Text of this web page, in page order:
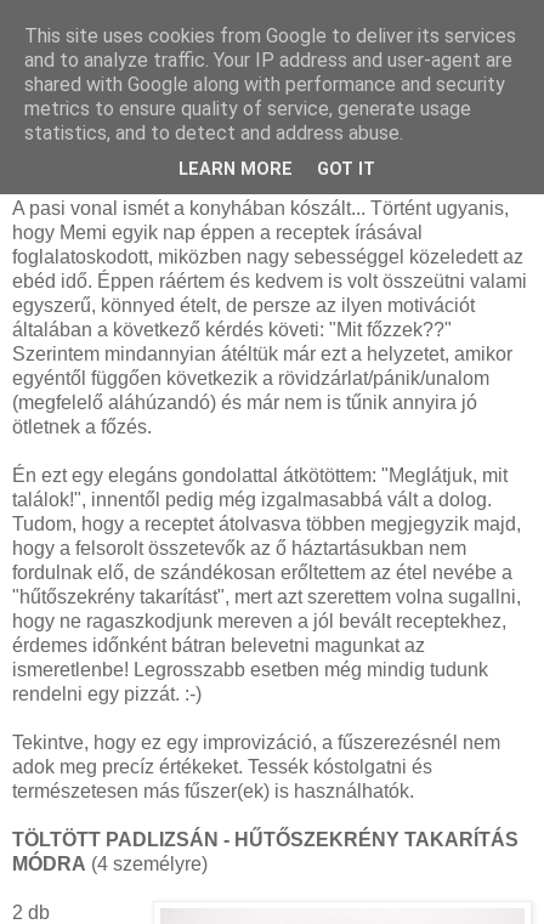
kedd, szeptember 13, 2011
Töltött padlizsán - hűtőszekrény
takarítás módra
A pasi vonal ismét a konyhában kószált... Történt ugyanis,
hogy Memi egyik nap éppen a receptek írásával
foglalatoskodott, miközben nagy sebességgel közeledett az
ebéd idő. Éppen ráértem és kedvem is volt összeütni valami
egyszerű, könnyed ételt, de persze az ilyen motivációt
általában a következő kérdés követi: "Mit főzzek??"
Szerintem mindannyian átéltük már ezt a helyzetet, amikor
egyéntől függően következik a rövidzárlat/pánik/unalom
(megfelelő aláhúzandó) és már nem is tűnik annyira jó
ötletnek a főzés.
Én ezt egy elegáns gondolattal átkötöttem: "Meglátjuk, mit
találok!", innentől pedig még izgalmasabbá vált a dolog.
Tudom, hogy a receptet átolvasva többen megjegyzik majd,
hogy a felsorolt összetevők az ő háztartásukban nem
fordulnak elő, de szándékosan erőltettem az étel nevébe a
"hűtőszekrény takarítást", mert azt szerettem volna sugallni,
hogy ne ragaszkodjunk mereven a jól bevált receptekhez,
érdemes időnként bátran belevetni magunkat az
ismeretlenbe! Legrosszabb esetben még mindig tudunk
rendelni egy pizzát. :-)
Tekintve, hogy ez egy improvizáció, a fűszerezésnél nem
adok meg precíz értékeket. Tessék kóstolgatni és
természetesen más fűszer(ek) is használhatók.
TÖLTÖTT PADLIZSÁN - HŰTŐSZEKRÉNY TAKARÍTÁS
MÓDRA (4 személyre)
2 db
This site uses cookies from Google to deliver its services
and to analyze traffic. Your IP address and user-agent are
shared with Google along with performance and security
metrics to ensure quality of service, generate usage
statistics, and to detect and address abuse.
LEARN MORE GOT IT